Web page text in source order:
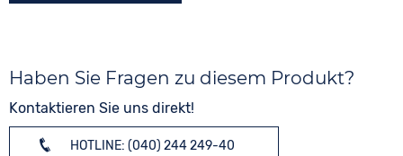
Haben Sie Fragen zu diesem Produkt?
Kontaktieren Sie uns direkt!
HOTLINE: (040) 244 249-40